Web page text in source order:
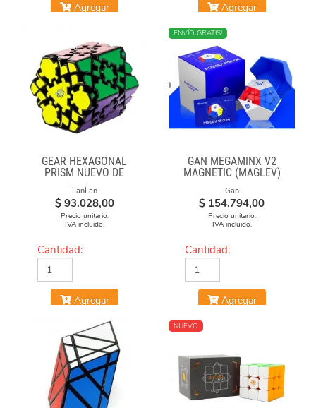
Agregar Agregar
GEAR HEXAGONAL
PRISM NUEVO DE
LANLAN
LanLan
$ 93.028,00
Precio unitario.
IVA incluido.
Cantidad:
Agregar
NUEVO
ENVÍO GRATIS!
GAN MEGAMINX V2
MAGNETIC (MAGLEV)
Gan
$ 154.794,00
Precio unitario.
IVA incluido.
Cantidad:
Agregar
NUEVO